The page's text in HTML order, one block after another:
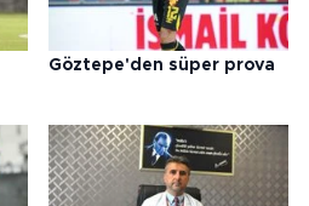
Göztepe'den süper prova